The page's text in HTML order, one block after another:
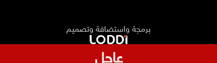
برمجة واستضافة وتصميم
عاجل